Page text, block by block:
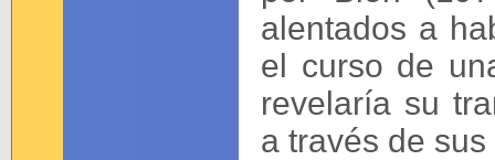
alentados a
el curso de
revelaría su
a través de